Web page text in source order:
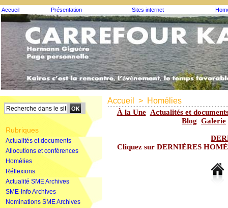
Accueil Présentation Sites internet
Rubriques
Actualités et documents
Allocutions et conférences
Homélies
Réflexions
Actualité SME Archives
SME-Info Archives
Nominations SME Archives
Accueil > Homélies
À la Une Actualités et
Blog Galerie
Cliquez sur DERNIÈRES